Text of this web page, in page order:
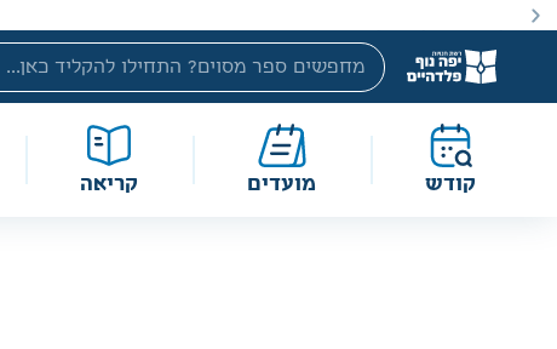
באתר מוצעים מוצרים במחירים נמוכים ומוזלים מהמחיר
קודש מועדים קריאה